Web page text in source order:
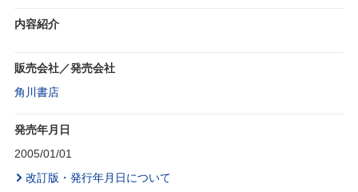
内容紹介
販売会社／発売会社
角川書店
発売年月日
2005/01/01
改訂版・発行年月日について